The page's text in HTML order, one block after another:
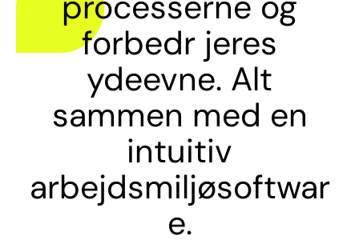
forbedr jeres
ydeevne. Alt
sammen med en
intuitiv
arbejdsmiljøsoftwar
e.